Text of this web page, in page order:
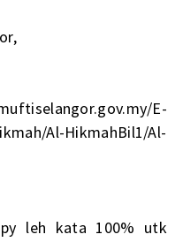
E-
Al-HikmahBil1/Al-
leh kata 100% utk